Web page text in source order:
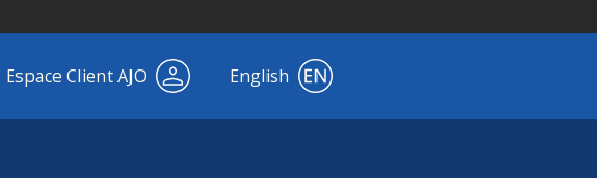
Espace Client AJO English